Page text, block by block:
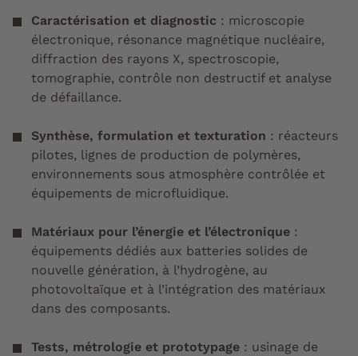
Caractérisation et diagnostic : microscopie
électronique, résonance magnétique nucléaire,
diffraction des rayons X, spectroscopie,
tomographie, contrôle non destructif et analyse
de défaillance.
Synthèse, formulation et texturation : réacteurs
pilotes, lignes de production de polymères,
environnements sous atmosphère contrôlée et
équipements de microfluidique.
Matériaux pour l’énergie et l’électronique :
équipements dédiés aux batteries solides de
nouvelle génération, à l’hydrogène, au
photovoltaïque et à l’intégration des matériaux
dans des composants.
Tests, métrologie et prototypage : usinage de